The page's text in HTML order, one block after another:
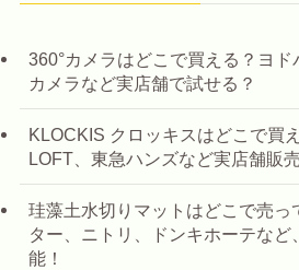
360°カメラはどこで買える？ヨド
カメラなど実店舗で試せる？
KLOCKIS クロッキスはどこで買
LOFT、東急ハンズなど実店舗販
珪藻土水切りマットはどこで売っ
ター、ニトリ、ドンキホーテなど
能！